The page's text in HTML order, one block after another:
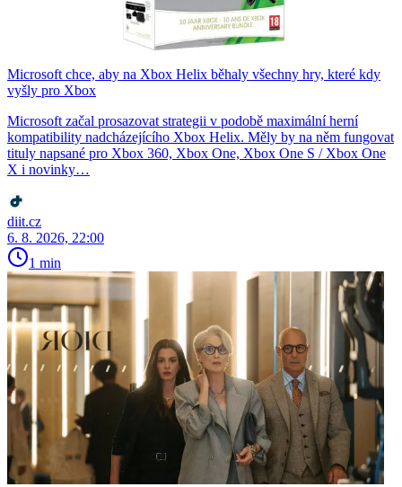
Microsoft chce, aby na Xbox Helix běhaly všechny hry, které kdy
vyšly pro Xbox
Microsoft začal prosazovat strategii v podobě maximální herní
kompatibility nadcházejícího Xbox Helix. Měly by na něm fungovat
tituly napsané pro Xbox 360, Xbox One, Xbox One S / Xbox One
X i novinky…
diit.cz
6. 8. 2026, 22:00
1 min